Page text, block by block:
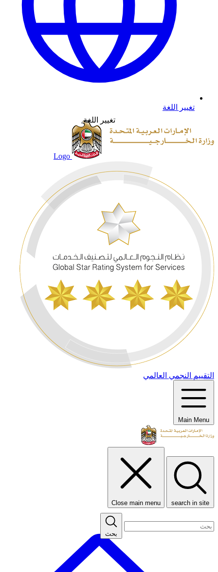
تغيير اللغة
تغيير اللغة
Logo
التقييم النجمي العالمي
Main Menu
search in site
Close main menu
بحث